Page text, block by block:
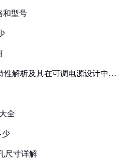
和型号
性解析及其在可调电源设计中的
全
少
尺寸详解